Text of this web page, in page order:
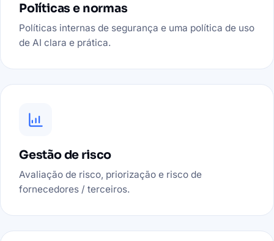
Políticas e normas
Políticas internas de segurança e uma política de uso
de AI clara e prática.
Gestão de risco
Avaliação de risco, priorização e risco de
fornecedores / terceiros.